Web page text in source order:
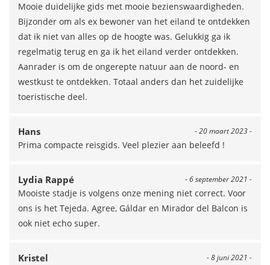
Mooie duidelijke gids met mooie bezienswaardigheden.
Bijzonder om als ex bewoner van het eiland te ontdekken
dat ik niet van alles op de hoogte was. Gelukkig ga ik
regelmatig terug en ga ik het eiland verder ontdekken.
Aanrader is om de ongerepte natuur aan de noord- en
westkust te ontdekken. Totaal anders dan het zuidelijke
toeristische deel.
- 20 maart 2023 -
Hans
Prima compacte reisgids. Veel plezier aan beleefd !
- 6 september 2021 -
Lydia Rappé
Mooiste stadje is volgens onze mening niet correct. Voor
ons is het Tejeda. Agree, Gáldar en Mirador del Balcon is
ook niet echo super.
- 8 juni 2021 -
Kristel